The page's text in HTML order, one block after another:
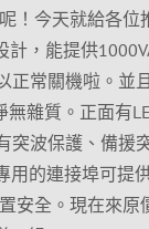
！今天就給各位
計，能提供
正常關機啦。並
無雜質。正面有
突波保護、備援
用的連接埠可提
安全。現在來原